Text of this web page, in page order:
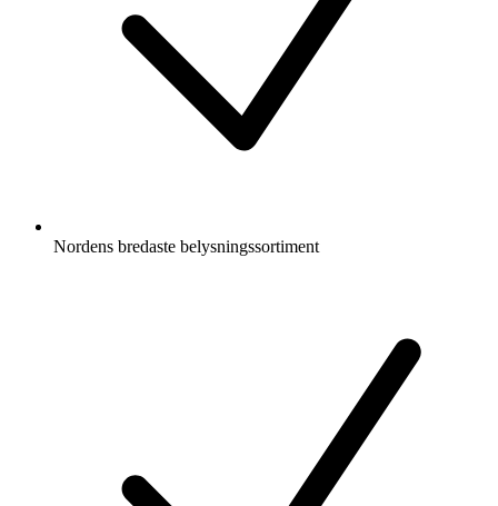
Nordens bredaste belysningssortiment